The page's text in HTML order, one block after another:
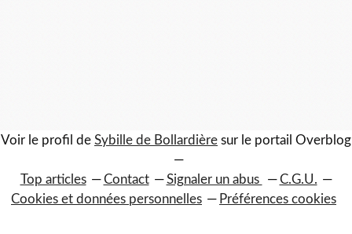
Voir le profil de Sybille de Bollardière sur le portail Overblog
Top articles Contact Signaler un abus
C.G.U.
Cookies et données personnelles
Préférences cookies